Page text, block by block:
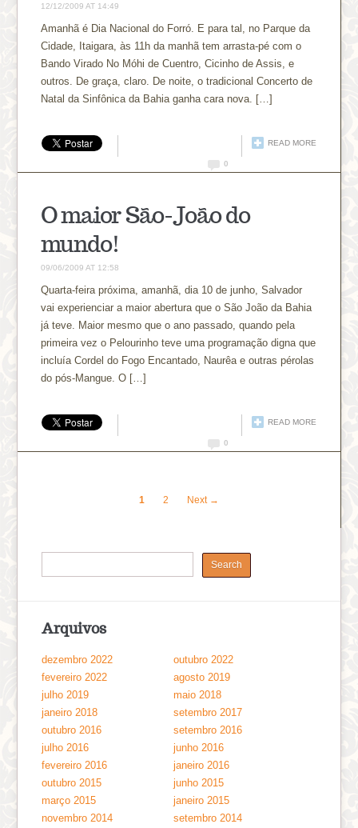
12/12/2009 AT 14:49
Amanhã é Dia Nacional do Forró. E para tal, no Parque da
Cidade, Itaigara, às 11h da manhã tem arrasta-pé com o
Bando Virado No Móhi de Cuentro, Cicinho de Assis, e
outros. De graça, claro. De noite, o tradicional Concerto de
Natal da Sinfônica da Bahia ganha cara nova. […]
READ MORE
0
O maior São-João do
mundo!
09/06/2009 AT 12:58
Quarta-feira próxima, amanhã, dia 10 de junho, Salvador
vai experienciar a maior abertura que o São João da Bahia
já teve. Maior mesmo que o ano passado, quando pela
primeira vez o Pelourinho teve uma programação digna que
incluía Cordel do Fogo Encantado, Naurêa e outras pérolas
do pós-Mangue. O […]
READ MORE
0
1 2 Next →
Arquivos
dezembro 2022
outubro 2022
fevereiro 2022
agosto 2019
julho 2019
maio 2018
janeiro 2018
setembro 2017
outubro 2016
setembro 2016
julho 2016
junho 2016
fevereiro 2016
janeiro 2016
outubro 2015
junho 2015
março 2015
janeiro 2015
novembro 2014
setembro 2014